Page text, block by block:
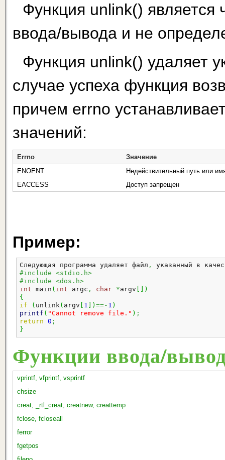
Функция unlink()
ввода/вывода и не
Функция unlink() удаляет
случае успеха функция
причем errno
значений:
Errno
Значение
ENOENT
Недействительный путь или
EACCESS
Доступ запрещен
Пример:
Следующая программа удаляет файл ,
указанный в
#include <stdio.h>
#include <dos.h>
int main ( int argc , char *argv
)
{
if
( unlink( argv 1 ) ==- 1 )
printf ( "Cannot remove file." ) ;
return 0 ;
}
Функции ввода/
vprintf, vfprintf, vsprintf
chsize
creat, _rtl_creat, creatnew, creattemp
fclose, fcloseall
ferror
fgetpos